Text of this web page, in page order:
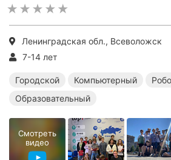
Ленинградская обл., Всеволожск
7-14 лет
Городской Компьютерный
Образовательный
Смотреть
видео
Технические лагеря в Ленинградской
Образовательные лагеря в Ленинградской